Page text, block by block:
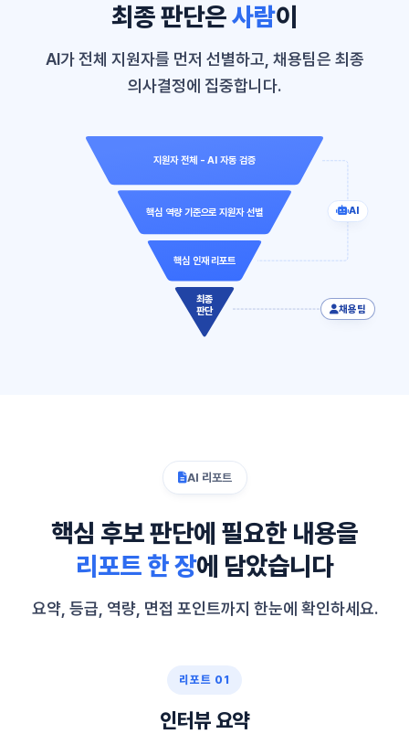
최종 판단은사람이
AI가 전체 지원자를 먼저 선별하고, 채용팀은 최종
의사결정에 집중합니다.
지원자 전체 - AI 자동 검증
핵심 역량 기준으로 지원자 선별
핵심 인재 리포트
최종
판단
AI
채용팀
AI 리포트
핵심 후보 판단에 필요한 내용을
리포트 한 장에 담았습니다
요약, 등급, 역량, 면접 포인트까지 한눈에 확인하세요.
리포트 01
인터뷰 요약